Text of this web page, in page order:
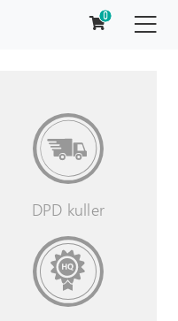
0
DPD kuller